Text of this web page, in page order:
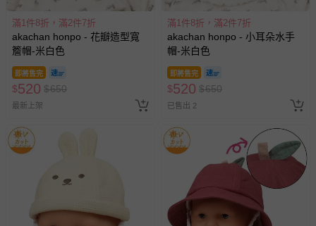
滿1件8折，滿2件7折
akachan honpo - 花瓣造型寬
簷帽-米白色
即將售完
$520 $650
最新上架
滿1件8折，滿2件7折
akachan honpo - 小耳朵水手
帽-米白色
即將售完
$520 $650
已售出 2